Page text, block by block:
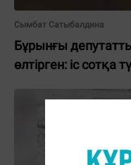
Сымбат Сатыбалдина
Бұрынғы
өлтірген: іс сотқа